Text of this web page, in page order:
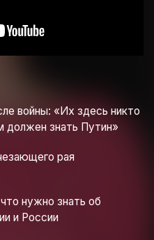
войны: «Их здесь никто
знать Путин»
рая
нужно знать об
и России